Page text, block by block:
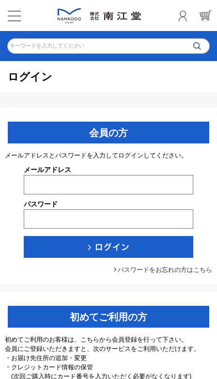
キーワードを入力してください
ログイン
会員の方
メールアドレスとパスワードを入力してログインしてください。
メールアドレス
パスワード
パスワードをお忘れの方はこちら
初めてご利用の方
初めてご利用のお客様は、こちらから会員登録を行って下さい。
会員にご登録いただきますと、次のサービスをご利用いただけます。
・お届け先住所の追加・変更
・クレジットカード情報の保管
(次回ご購入時にカード番号を入力いただく必要がなくなります)